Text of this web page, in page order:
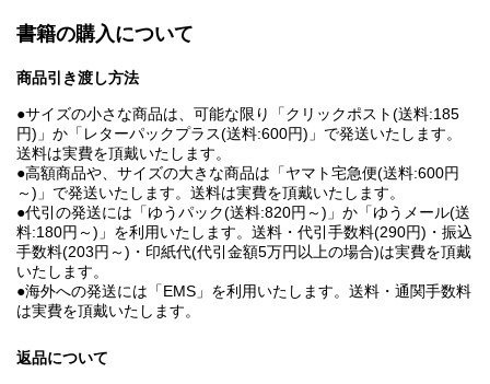
書籍の購入について
商品引き渡し方法
●サイズの小さな商品は、可能な限り「クリックポスト(送料:185
円)」か「レターパックプラス(送料:600円)」で発送いたします。
送料は実費を頂戴いたします。
●高額商品や、サイズの大きな商品は「ヤマト宅急便(送料:600円
～)」で発送いたします。送料は実費を頂戴いたします。
●代引の発送には「ゆうパック(送料:820円～)」か「ゆうメール(送
料:180円～)」を利用いたします。送料・代引手数料(290円)・振込
手数料(203円～)・印紙代(代引金額5万円以上の場合)は実費を頂戴
いたします。
●海外への発送には「EMS」を利用いたします。送料・通関手数料
は実費を頂戴いたします。
返品について